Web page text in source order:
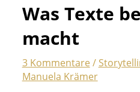
Was Texte
macht
3 Kommentare/
Manuela Krämer